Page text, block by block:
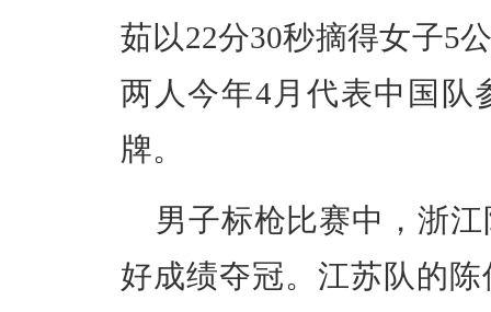
茹以22分30秒摘得女子5
两人今年4月代表中国队
牌。
男子标枪比赛中，浙
好成绩夺冠。江苏队的